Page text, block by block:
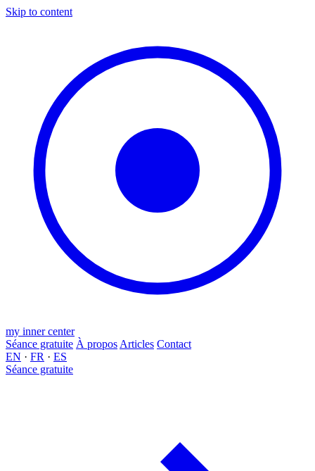
Skip to content
my inner center
Séance gratuite À propos Articles Contact
EN · FR · ES
Séance gratuite